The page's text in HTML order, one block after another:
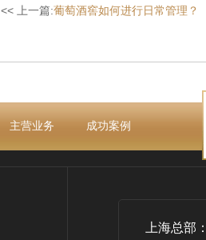
<< 上一篇:葡萄酒窖如何进行日常管理？
主营业务 成功案例
上海总部